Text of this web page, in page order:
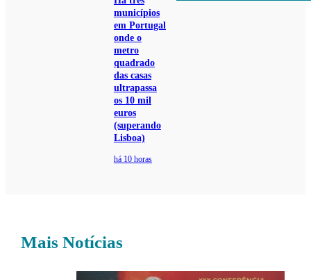
municípios
em Portugal
onde o
metro
quadrado
das casas
ultrapassa
os 10 mil
euros
(superando
Lisboa)
há 10 horas
Mais Notícias